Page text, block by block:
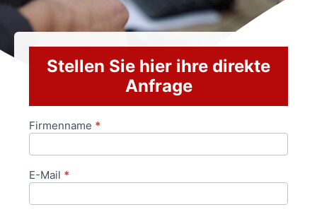
Stellen Sie hier ihre direkte
Anfrage
Anfrageformular
Firmenname *
E-Mail *